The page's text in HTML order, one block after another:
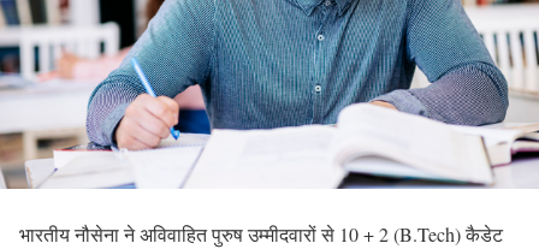
भारतीय नौसेना ने अविवाहित पुरुष उम्मीदवारों से 10 + 2 (B.Tech) कैडेट